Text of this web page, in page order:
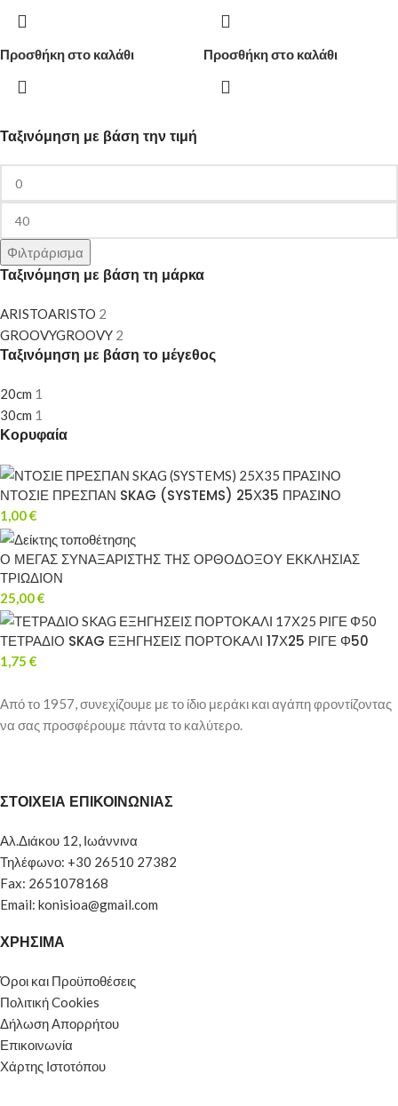
Ταξινόμηση με βάση την τιμή
Φιλτράρισμα
Ταξινόμηση με βάση τη μάρκα
ARISTOARISTO 2
GROOVYGROOVY 2
Ταξινόμηση με βάση το μέγεθος
20cm 1
30cm 1
Κορυφαία
ΝΤΟΣΙΕ ΠΡΕΣΠΑΝ SKAG (SYSTEMS) 25Χ35 ΠΡΑΣΙNΟ
1,00€
Ο ΜΕΓΑΣ ΣΥΝΑΞΑΡΙΣΤΗΣ ΤΗΣ ΟΡΘΟΔΟΞΟΥ ΕΚΚΛΗΣΙΑΣ
ΤΡΙΩΔΙΟΝ
25,00€
ΤΕΤΡΑΔΙΟ SKAG ΕΞΗΓΗΣΕΙΣ ΠΟΡΤΟΚΑΛΙ 17Χ25 ΡΙΓΕ Φ50
1,75 €
Προσθήκη στο καλάθι Προσθήκη στο καλάθι
Από το 1957, συνεχίζουμε με το ίδιο μεράκι και αγάπη φροντίζοντας
να σας προσφέρουμε πάντα το καλύτερο.
ΣΤΟΙΧΕΙΑ ΕΠΙΚΟΙΝΩΝΙΑΣ
Αλ.Διάκου 12, Ιωάννινα
Τηλέφωνο: +30 26510 27382
Fax: 2651078168
Email: konisioa@gmail.com
ΧΡΗΣΙΜΑ
Όροι και Προϋποθέσεις
Πολιτική Cookies
Δήλωση Απορρήτου
Επικοινωνία
Χάρτης Ιστοτόπου